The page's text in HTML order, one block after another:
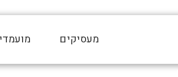
מעסיקים